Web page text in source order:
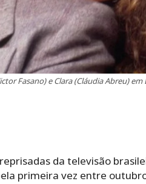
Fasano) e Clara (Cláudia Abreu)
da televisão
primeira vez entre